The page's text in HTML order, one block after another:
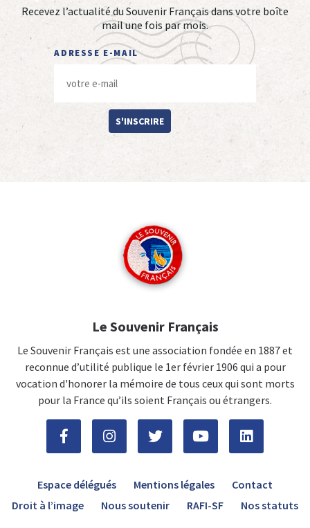
Recevez l’actualité du Souvenir Français dans votre boîte
mail une fois par mois.
ADRESSE E-MAIL
S'INSCRIRE
Le Souvenir Français
Le Souvenir Français est une association fondée en 1887 et
reconnue d’utilité publique le 1er février 1906 qui a pour
vocation d'honorer la mémoire de tous ceux qui sont morts
pour la France qu’ils soient Français ou étrangers.
Espace délégués Mentions légales
Contact
Droit à l’image
Nous soutenir RAFI-SF Nos statuts